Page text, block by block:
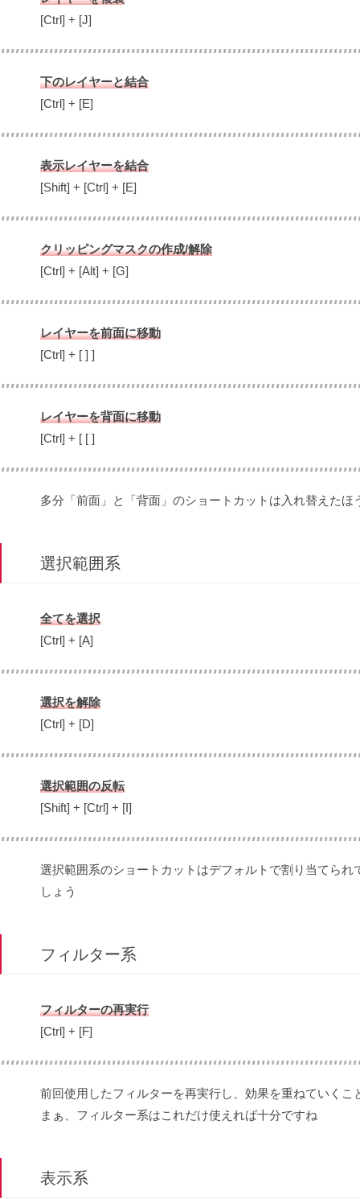
[Ctrl] + [J]
下のレイヤーと結合
[Ctrl] + [E]
表示レイヤーを結合
[Shift] + [Ctrl] + [E]
クリッピングマスクの作成/解除
[Ctrl] + [Alt] + [G]
レイヤーを前面に移動
[Ctrl] + [ ] ]
レイヤーを背面に移動
[Ctrl] + [ [ ]
多分「前面」と「背面」のショートカットは入れ替えたほ
選択範囲系
全てを選択
[Ctrl] + [A]
選択を解除
[Ctrl] + [D]
選択範囲の反転
[Shift] + [Ctrl] + [I]
選択範囲系のショートカットはデフォルトで割り当てら
しょう
フィルター系
フィルターの再実行
[Ctrl] + [F]
前回使用したフィルターを再実行し、効果を重ねていくこ
まぁ、フィルター系はこれだけ使えれば十分ですね
表示系